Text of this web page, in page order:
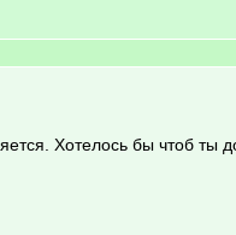
Хотелось бы чтоб ты